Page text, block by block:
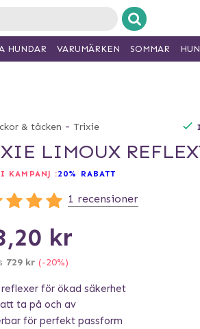
& täcken - Trixie
LIMOUX
KAMPANJ :20% RABATT
1 recensioner
kr
729 kr (-20%)
reflexer för ökad säkerhet
ta på och av
för perfekt passform
HUNDAR VARUMÄRKEN SOMMAR